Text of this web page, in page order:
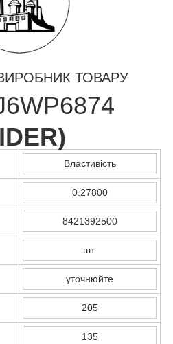
ТОВАРУ
)
Властивість
0.27800
8421392500
шт.
уточнюйте
205
135